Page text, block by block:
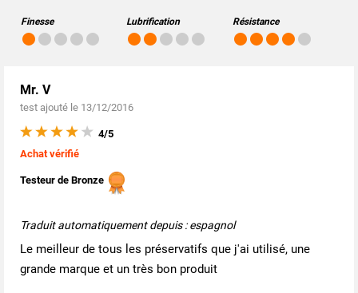
Finesse Lubrification Résistance
Mr. V
test ajouté le 13/12/2016
4/5
Achat vérifié
Testeur de Bronze
Traduit automatiquement depuis : espagnol
Le meilleur de tous les préservatifs que j'ai utilisé, une
grande marque et un très bon produit